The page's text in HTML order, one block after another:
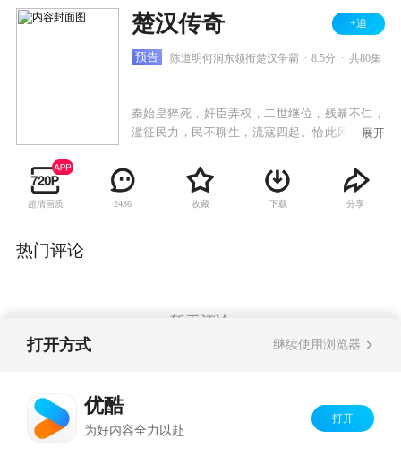
楚汉传奇 +追
预告 陈道明何润东领衔楚汉争霸 8.5分 共80集
秦始皇猝死，奸臣弄权，二世继位，残暴不仁，
滥征民力，民不聊生，流寇四起。恰此风云际会
相逐鹿中原。一时间机诡百出、动人心弦的谋略
战争竞相展现，英雄难过美人关，霸王、虞姬、
刘邦、吕后，上演缠绵悱恻的传奇爱情。最终刘
展开
超清画质 2436 收藏 下载 分享
热门评论
暂无评论
打开方式 继续使用浏览器
优酷
为好内容全力以赴
打开